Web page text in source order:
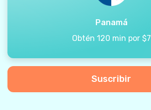
Panamá
Obtén 120 min por $7
Suscribir